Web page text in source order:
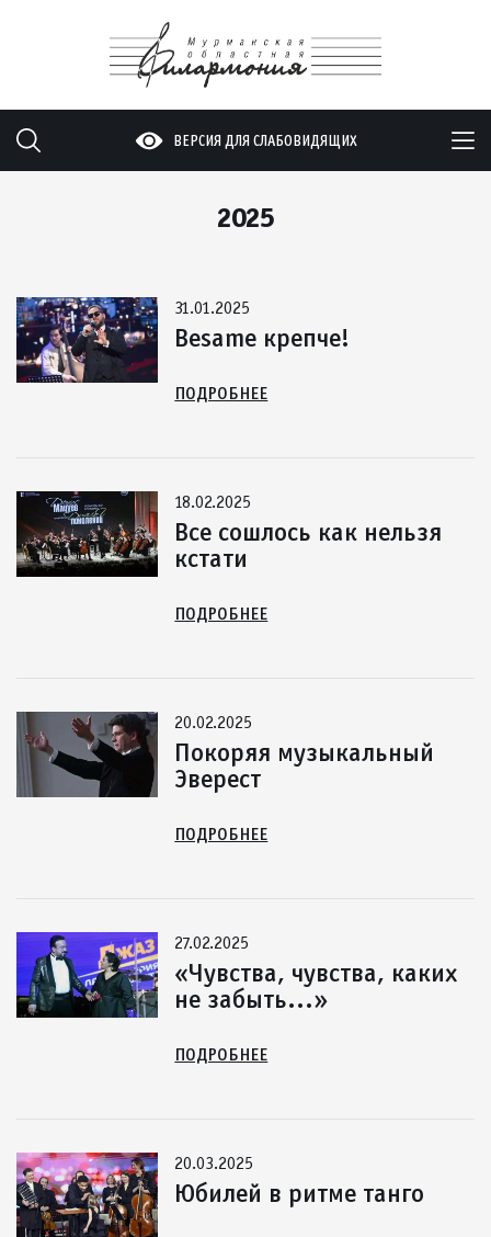
ВЕРСИЯ ДЛЯ СЛАБОВИДЯЩИХ
2025
31.01.2025
Besame крепче!
ПОДРОБНЕЕ
18.02.2025
Все сошлось как нельзя
кстати
ПОДРОБНЕЕ
20.02.2025
Покоряя музыкальный
Эверест
ПОДРОБНЕЕ
27.02.2025
«Чувства, чувства, каких
не забыть...»
ПОДРОБНЕЕ
20.03.2025
Юбилей в ритме танго